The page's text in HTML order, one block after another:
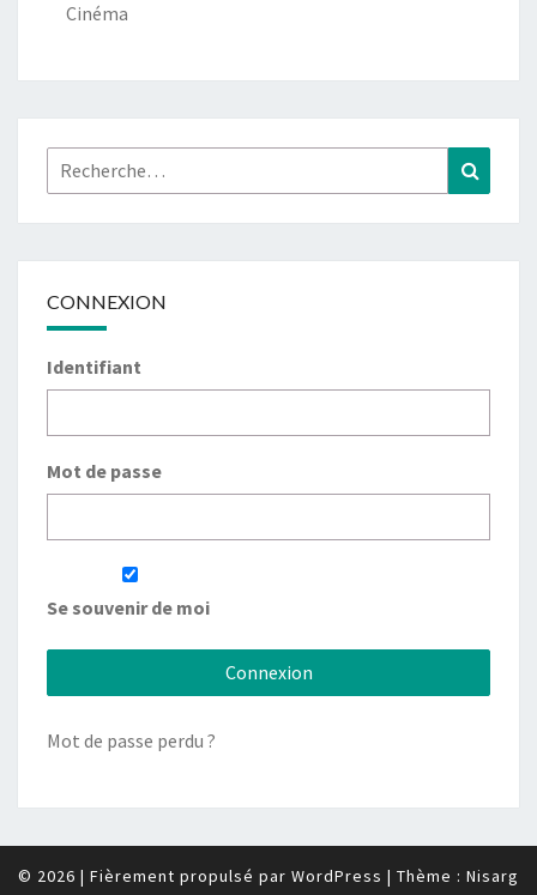
Cinéma
Rechercher :
CONNEXION
Identifiant
Mot de passe
Se souvenir de moi
Mot de passe perdu ?
© 2026 | Fièrement propulsé par WordPress | Thème : Nisarg